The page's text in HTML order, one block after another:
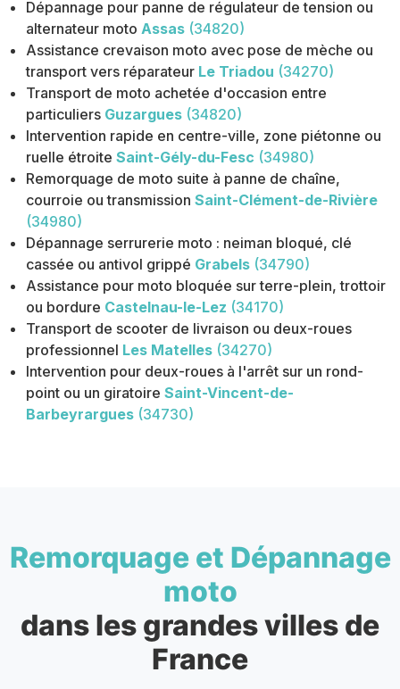
Dépannage pour panne de régulateur de tension ou
alternateur moto Assas (34820)
Assistance crevaison moto avec pose de mèche ou
transport vers réparateur Le Triadou (34270)
Transport de moto achetée d'occasion entre
particuliers Guzargues (34820)
Intervention rapide en centre-ville, zone piétonne ou
ruelle étroite Saint-Gély-du-Fesc (34980)
Remorquage de moto suite à panne de chaîne,
courroie ou transmission Saint-Clément-de-Rivière
(34980)
Dépannage serrurerie moto : neiman bloqué, clé
cassée ou antivol grippé Grabels (34790)
Assistance pour moto bloquée sur terre-plein, trottoir
ou bordure Castelnau-le-Lez (34170)
Transport de scooter de livraison ou deux-roues
professionnel Les Matelles (34270)
Intervention pour deux-roues à l'arrêt sur un rond-
point ou un giratoire Saint-Vincent-de-
Barbeyrargues (34730)
Remorquage et Dépannage
moto
dans les grandes villes de
France